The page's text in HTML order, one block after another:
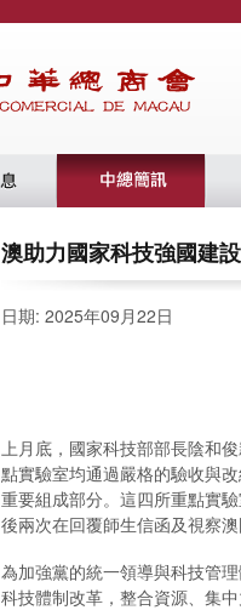
澳助力國家科技強國建
日期: 2025年09月22日
上月底，國家科技部部長陰和
點實驗室均通過嚴格的驗收與
重要組成部分。這四所重點實
後兩次在回覆師生信函及視察
為加強黨的統一領導與科技管
科技體制改革，整合資源、集